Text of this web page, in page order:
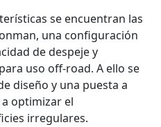
se encuentran las
una configuración
de despeje y
uso off-road. A ello se
diseño y una puesta a
optimizar el
irregulares.